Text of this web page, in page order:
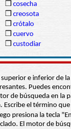
❒ cosecha
❒ creosota
❒ crótalo
❒ cuervo
❒ custodiar
e inferior de
Puedes
de búsqueda en la
Escribe el término
presiona la tecla
El motor de